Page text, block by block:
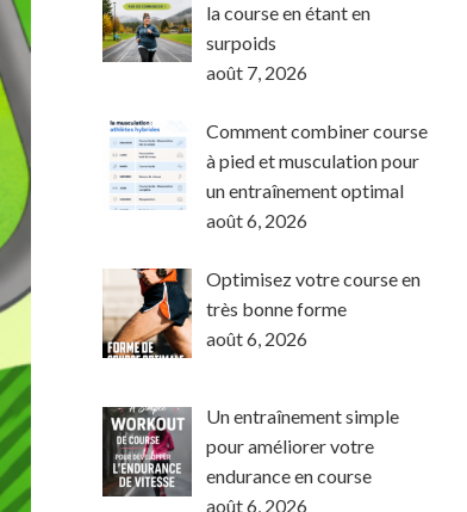
la course en étant en
surpoids
août 7, 2026
Comment combiner course
à pied et musculation pour
un entraînement optimal
août 6, 2026
Optimisez votre course en
très bonne forme
août 6, 2026
Un entraînement simple
pour améliorer votre
endurance en course
août 6, 2026